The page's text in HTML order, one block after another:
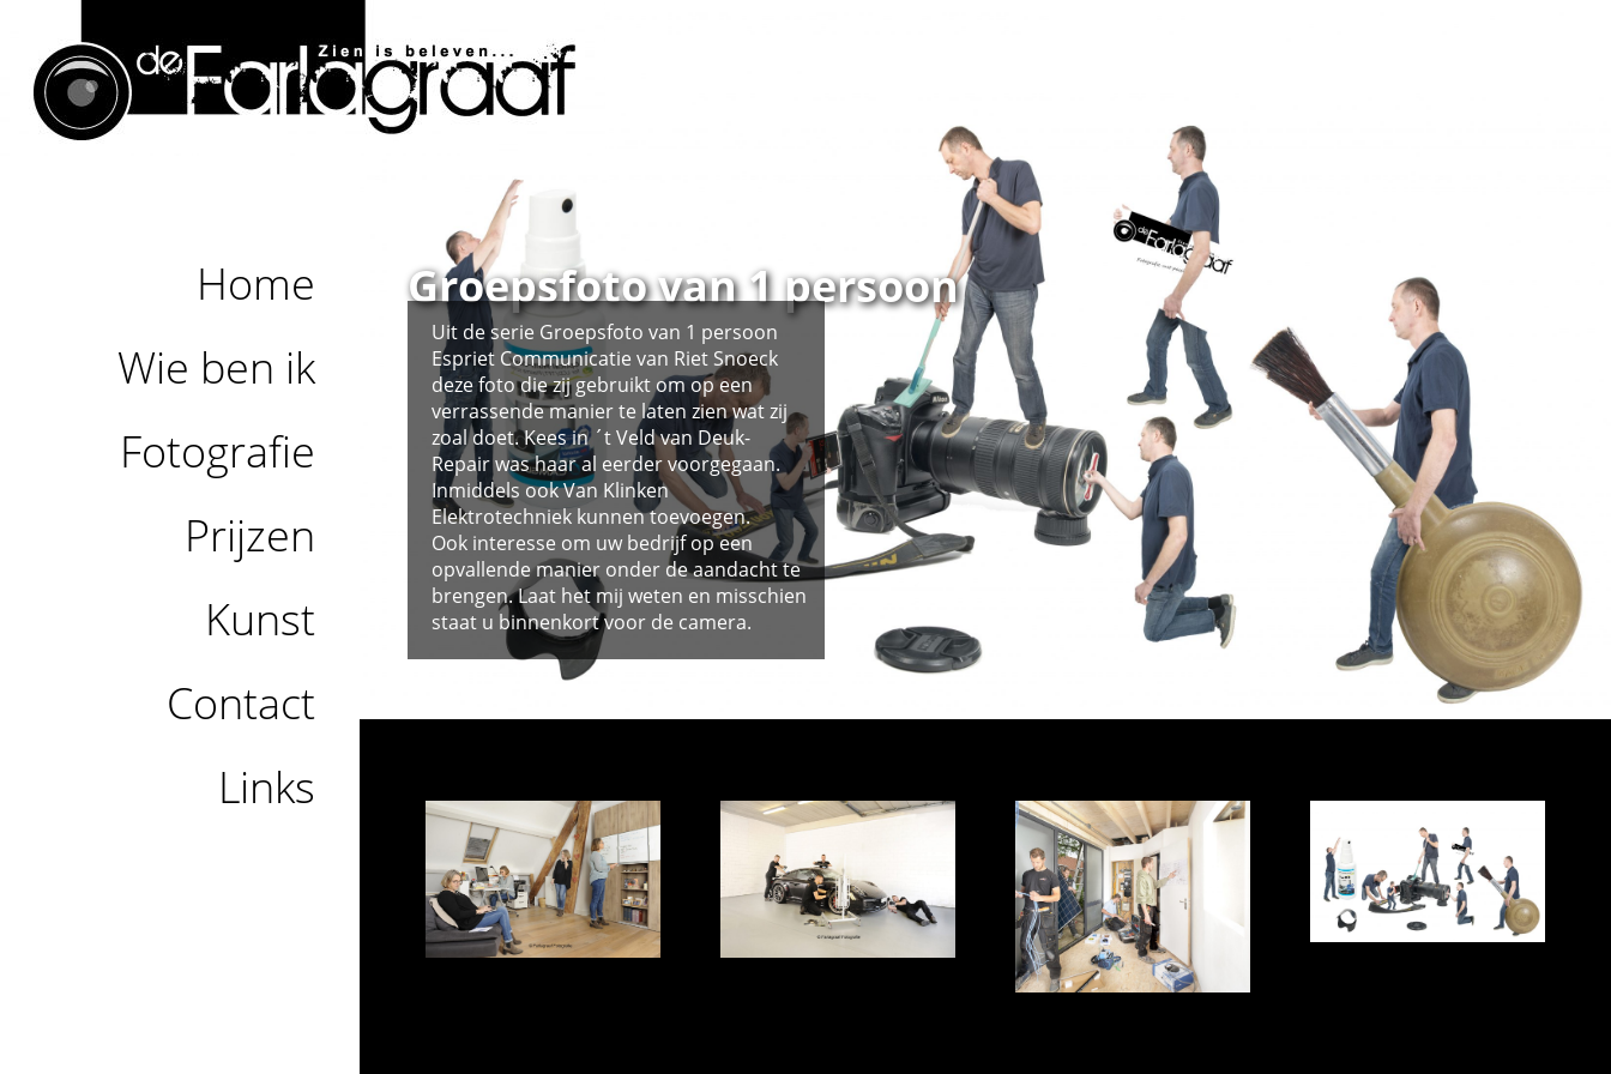
Home
Wie ben ik
Fotografie
Prijzen
Kunst
Contact
Links
Groepsfoto van 1 persoon
Uit de serie Groepsfoto van 1 persoon
Espriet Communicatie van Riet Snoeck
deze foto die zij gebruikt om op een
verrassende manier te laten zien wat zij
zoal doet. Kees in ´t Veld van Deuk-
Repair was haar al eerder voorgegaan.
Inmiddels ook Van Klinken
Elektrotechniek kunnen toevoegen.
Ook interesse om uw bedrijf op een
opvallende manier onder de aandacht te
brengen. Laat het mij weten en misschien
staat u binnenkort voor de camera.